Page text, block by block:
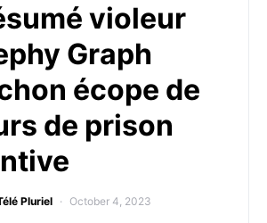
violeur
Graph
écope de
de prison
Pluriel October 4, 2023